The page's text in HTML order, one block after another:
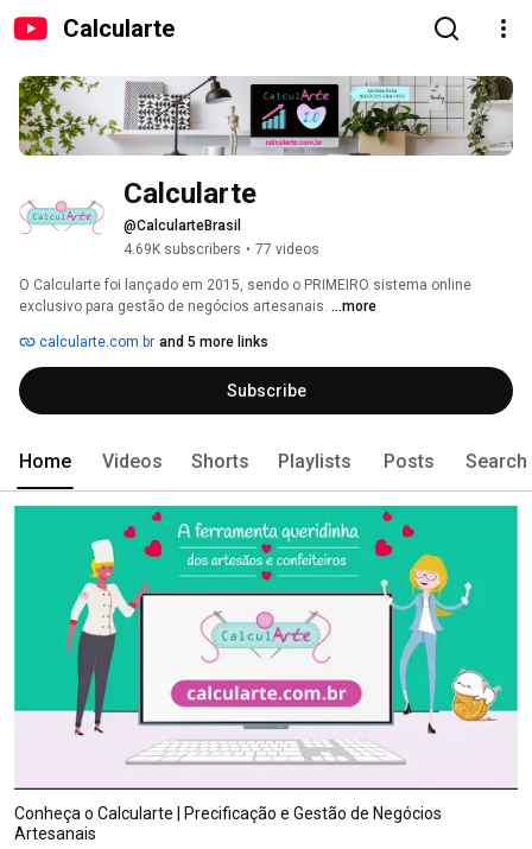
Calcularte
Calcularte
@CalcularteBrasil
4.69K subscribers • 77 videos
O Calcularte foi lançado em 2015, sendo o PRIMEIRO sistema online
exclusivo para gestão de negócios artesanais. ...more
calcularte.com.br and 5 more links
Subscribe
Home Videos Shorts Playlists Posts Search
Conheça o Calcularte | Precificação e Gestão de Negócios
Artesanais